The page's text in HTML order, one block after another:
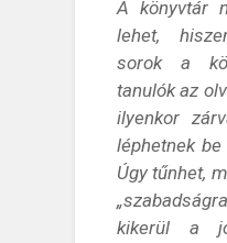
A könyvtár
lehet,
sorok a
tanulók az
ilyenkor
léphetnek
Úgy tűnhet,
kikerül a